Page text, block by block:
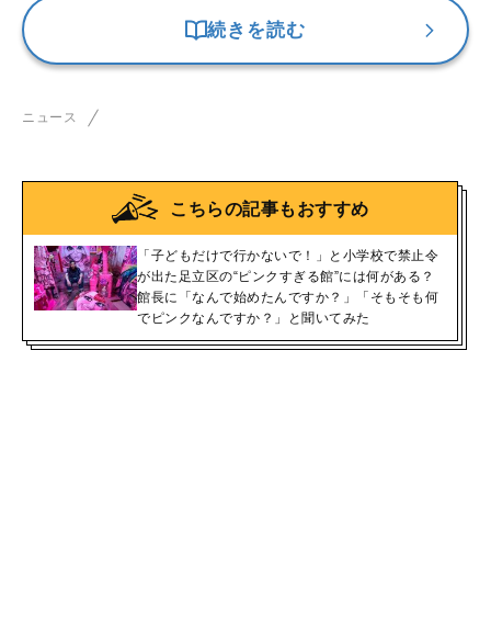
続きを読む
ニュース
こちらの記事もおすすめ
「子どもだけで行かないで！」と小学校で禁止令
が出た足立区の“ピンクすぎる館”には何がある？
館長に「なんで始めたんですか？」「そもそも何
でピンクなんですか？」と聞いてみた